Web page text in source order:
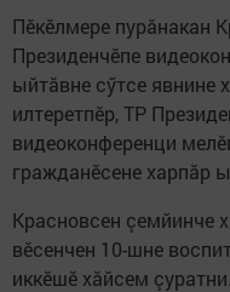
Пӗкӗлмере пурăнакан
Президенчӗпе
ыйтăвне сӳтсе явнине
илтеретпӗр, ТР
видеоконференци
гражданӗсене харпăр
Красновсен çемйинче
вӗсенчен 10-шне
иккӗшӗ хăйсем